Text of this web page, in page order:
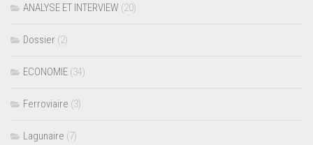
ANALYSE ET INTERVIEW (20)
Dossier (2)
ECONOMIE (34)
Ferroviaire (3)
Lagunaire (7)